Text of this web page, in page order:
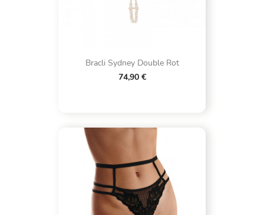
Bracli Sydney Double Rot
74,90 €